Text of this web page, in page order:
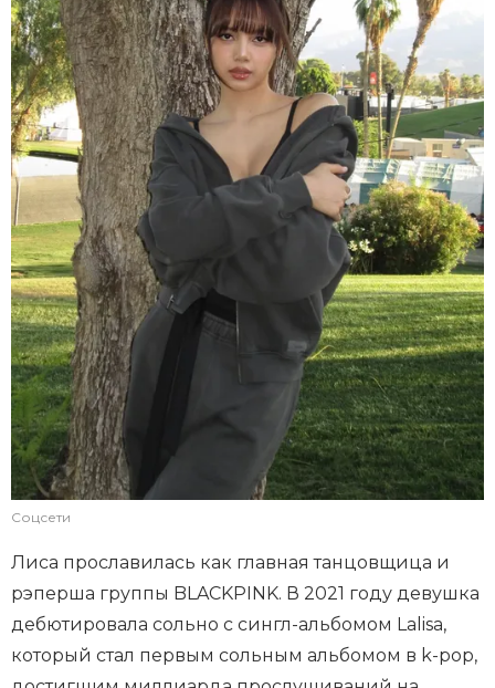
Соцсети
Лиса прославилась как главная танцовщица и
рэперша группы BLACKPINK. В 2021 году девушка
дебютировала сольно с сингл-альбомом Lalisa,
который стал первым сольным альбомом в k-pop,